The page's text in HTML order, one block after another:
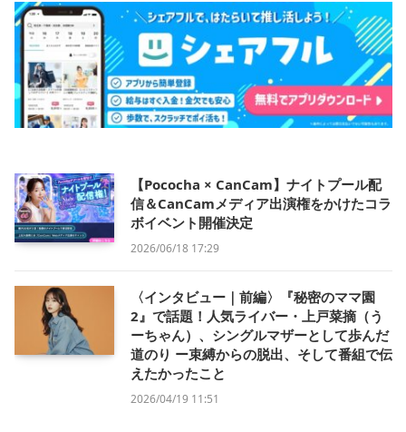
【Pococha × CanCam】ナイトプール配
信＆CanCamメディア出演権をかけたコラ
ボイベント開催決定
2026/06/18 17:29
〈インタビュー｜前編〉『秘密のママ園
2』で話題！人気ライバー・上戸菜摘（う
ーちゃん）、シングルマザーとして歩んだ
道のり ー束縛からの脱出、そして番組で伝
えたかったこと
2026/04/19 11:51